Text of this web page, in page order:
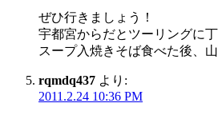
ぜひ行きましょう！
宇都宮からだとツーリングに
スープ入焼きそば食べた後、
rqmdq437 より:
2011.2.24 10:36 PM